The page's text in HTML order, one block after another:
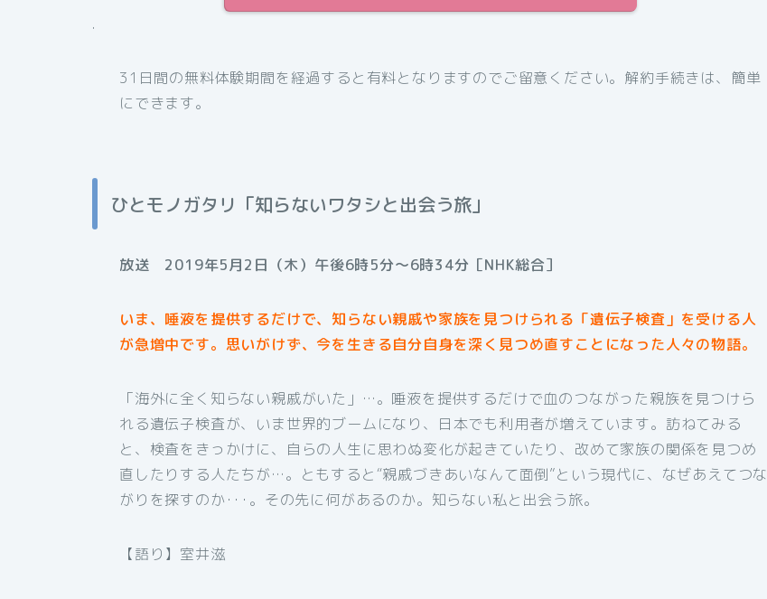
.
31日間の無料体験期間を経過すると有料となりますのでご留意ください。解約手続きは、簡単
にできます。
ひとモノガタリ「知らないワタシと出会う旅」
放送 2019年5月2日（木）午後6時5分～6時34分［NHK総合］
いま、唾液を提供するだけで、知らない親戚や家族を見つけられる「遺伝子検査」を受ける人
が急増中です。思いがけず、今を生きる自分自身を深く見つめ直すことになった人々の物語。
「海外に全く知らない親戚がいた」…。唾液を提供するだけで血のつながった親族を見つけら
れる遺伝子検査が、いま世界的ブームになり、日本でも利用者が増えています。訪ねてみる
と、検査をきっかけに、自らの人生に思わぬ変化が起きていたり、改めて家族の関係を見つめ
直したりする人たちが…。ともすると“親戚づきあいなんて面倒”という現代に、なぜあえてつな
がりを探すのか･･･。その先に何があるのか。知らない私と出会う旅。
【語り】室井滋